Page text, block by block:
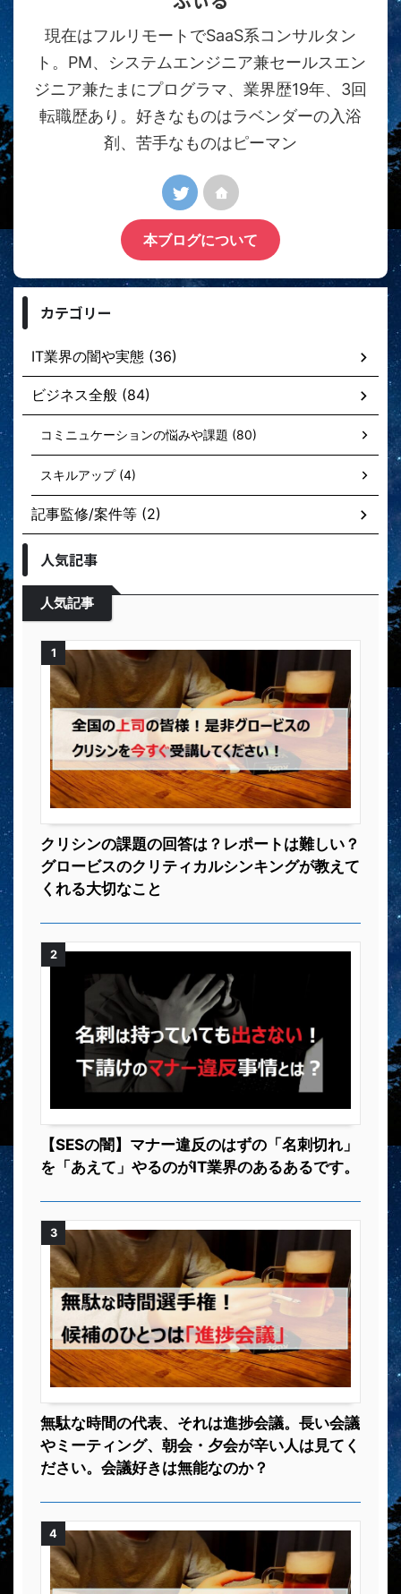
現在はフルリモートでSaaS系コンサルタン
ト。PM、システムエンジニア兼セールスエン
ジニア兼たまにプログラマ、業界歴19年、3回
転職歴あり。好きなものはラベンダーの入浴
剤、苦手なものはピーマン
本ブログについて
カテゴリー
IT業界の闇や実態 (36)
ビジネス全般 (84)
コミニュケーションの悩みや課題 (80)
スキルアップ (4)
記事監修/案件等 (2)
人気記事
人気記事
1
クリシンの課題の回答は？レポートは難しい？
グロービスのクリティカルシンキングが教えて
くれる大切なこと
2
【SESの闇】マナー違反のはずの「名刺切れ」
を「あえて」やるのがIT業界のあるあるです。
3
無駄な時間の代表、それは進捗会議。長い会議
やミーティング、朝会・夕会が辛い人は見てく
ださい。会議好きは無能なのか？
4